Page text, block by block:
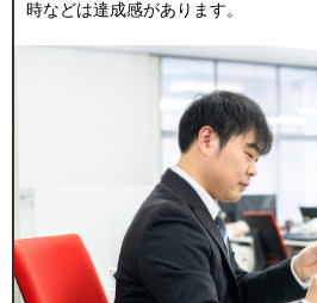
時などは達成感があります。